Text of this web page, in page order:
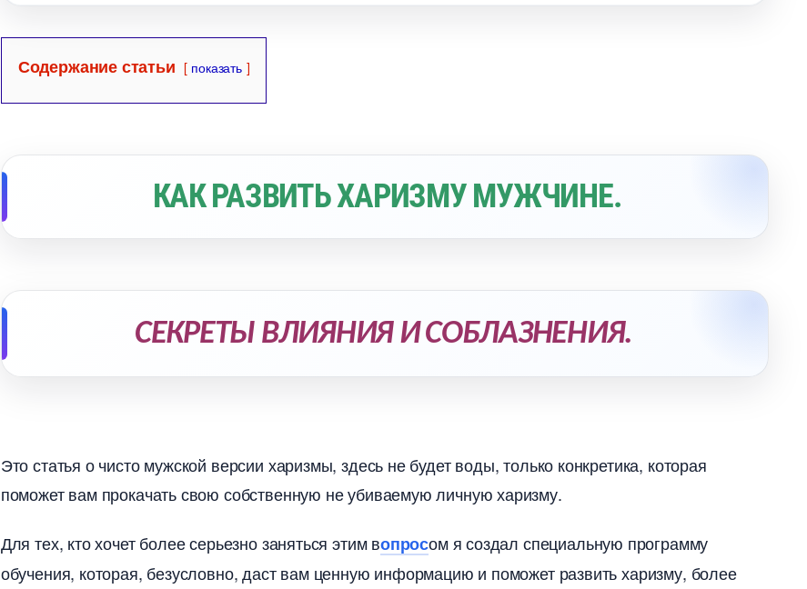
Содержание статьи показать
КАК РАЗВИТЬ ХАРИЗМУ МУЖЧИНЕ.
СЕКРЕТЫ ВЛИЯНИЯ И СОБЛАЗНЕНИЯ.
Это статья о чисто мужской версии харизмы, здесь не будет воды, только конкретика, которая
поможет вам прокачать свою собственную не убиваемую личную харизму.
Для тех, кто хочет более серьезно заняться этимопросом я создал специальную программу
обучения, которая, безусловно, даст вам ценную информацию и поможет развить харизму, более